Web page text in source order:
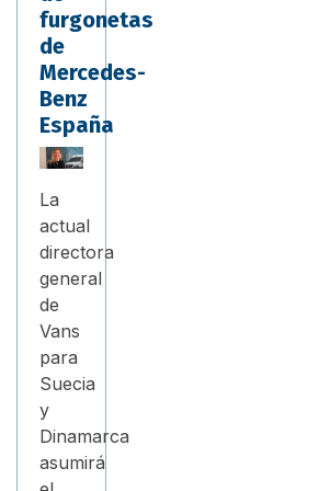
furgonetas
de
Mercedes-
Benz
España
La
actual
directora
general
de
Vans
para
Suecia
y
Dinamarca
asumirá